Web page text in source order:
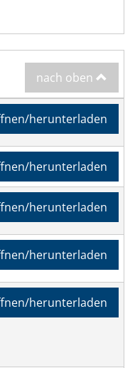
nach oben
herunterladen
herunterladen
herunterladen
herunterladen
herunterladen